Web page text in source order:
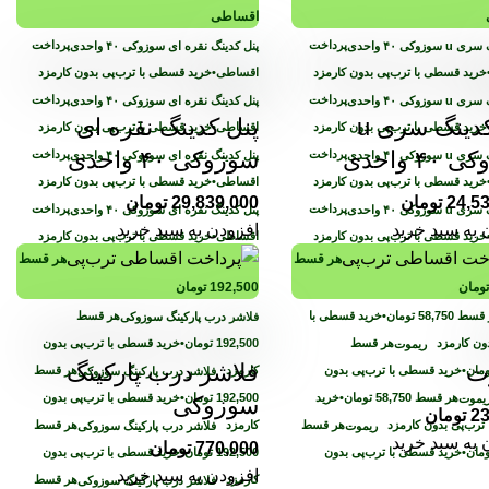
پرداخت
خرید قسطی با ترب‌پی بدون کارمزد
پرداخت
خرید قسطی با ترب‌پی بدون کارمزد
پرداخت
خرید قسطی با ترب‌پی بدون کارمزد
پرداخت
خرید قسطی با ترب‌پی بدون کارمزد
پنل کدینگ سری u
واحدی
تومان
به سبد خرید
اقساطی
پرداخت
اقساطی•خرید قسطی با ترب‌پی بدون کارمزد
پرداخت
اقساطی•خرید قسطی با ترب‌پی بدون کارمزد
پرداخت
اقساطی•خرید قسطی با ترب‌پی بدون کارمزد
پرداخت
اقساطی•خرید قسطی با ترب‌پی بدون کارمزد
پنل کدینگ نقره ای
سوزوکی ۴۰ واحدی
29,839,000 تومان
افزودن به سبد خرید
هر قسط
تومان
قسط 58,750 تومان•خرید قسطی با
کارمزد هر قسط
•خرید قسطی با ترب‌پی بدون
هر قسط 58,750 تومان•خرید
بدون کارمزد هر قسط
•خرید قسطی با ترب‌پی بدون
تومان
به سبد خرید
هر قسط
192,500 تومان
هر قسط
192,500 تومان•خرید قسطی با ترب‌پی بدون
کارمزد هر قسط
192,500 تومان•خرید قسطی با ترب‌پی بدون
کارمزد هر قسط
192,500 تومان•خرید قسطی با ترب‌پی بدون
کارمزد هر قسط
فلاشر درب پارکینگ
سوزوکی
770,000 تومان
افزودن به سبد خرید